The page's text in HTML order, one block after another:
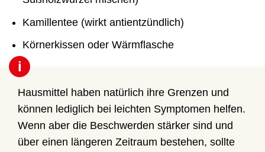
Kamillentee (wirkt antientzündlich)
Körnerkissen oder Wärmflasche
i
Hausmittel haben natürlich ihre Grenzen und
können lediglich bei leichten Symptomen helfen.
Wenn aber die Beschwerden stärker sind und
über einen längeren Zeitraum bestehen, sollte